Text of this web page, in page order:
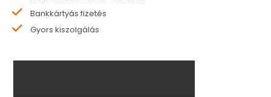
Bankkártyás fizetés
Gyors kiszolgálás